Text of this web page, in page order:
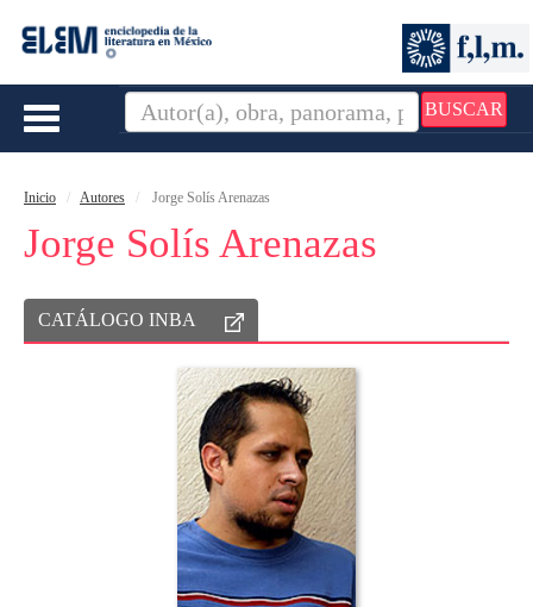
BUSCAR
Toggle
Inicio Autores Jorge Solís Arenazas
Jorge Solís Arenazas
CATÁLOGO INBA